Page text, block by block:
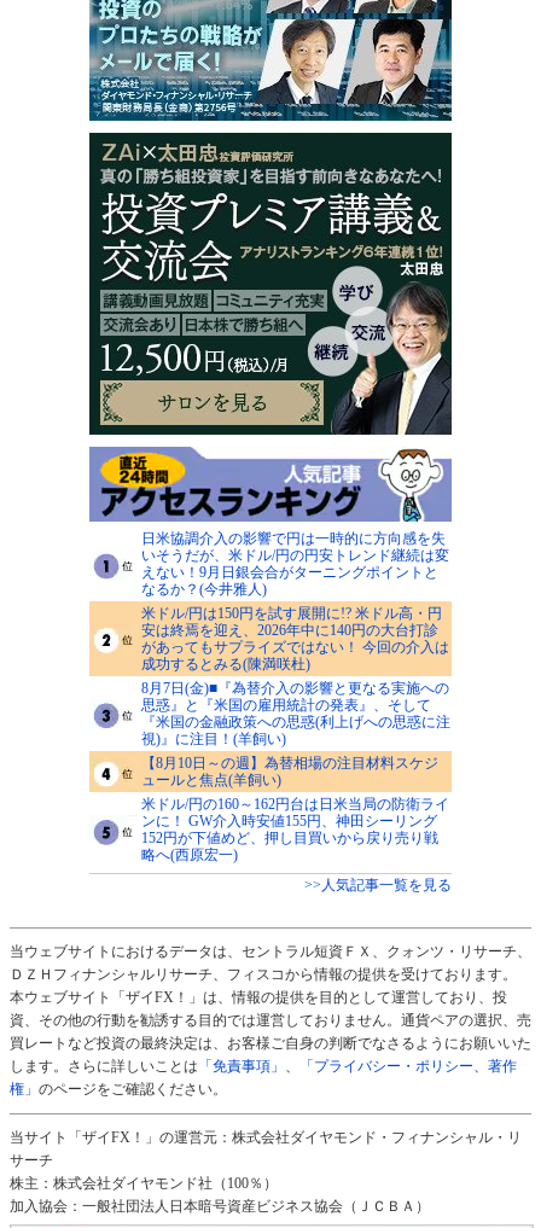
日米協調介入の影響で円は一時的に方向感を失
いそうだが、米ドル/円の円安トレンド継続は変
えない！9月日銀会合がターニングポイントと
なるか？(今井雅人)
米ドル/円は150円を試す展開に!? 米ドル高・円
安は終焉を迎え、2026年中に140円の大台打診
があってもサプライズではない！ 今回の介入は
成功するとみる(陳満咲杜)
8月7日(金)■『為替介入の影響と更なる実施への
思惑』と『米国の雇用統計の発表』、そして
『米国の金融政策への思惑(利上げへの思惑に注
視)』に注目！(羊飼い)
【8月10日～の週】為替相場の注目材料スケジ
ュールと焦点(羊飼い)
米ドル/円の160～162円台は日米当局の防衛ライ
ンに！ GW介入時安値155円、神田シーリング
152円が下値めど、押し目買いから戻り売り戦
略へ(西原宏一)
>>人気記事一覧を見る
当ウェブサイトにおけるデータは、セントラル短資ＦＸ、クォンツ・リサーチ、
ＤＺＨフィナンシャルリサーチ、フィスコから情報の提供を受けております。
本ウェブサイト「ザイFX！」は、情報の提供を目的として運営しており、投
資、その他の行動を勧誘する目的では運営しておりません。通貨ペアの選択、売
買レートなど投資の最終決定は、お客様ご自身の判断でなさるようにお願いいた
します。さらに詳しいことは 「免責事項」 、
「プライバシー・ポリシー、著作
権」 のページをご確認ください。
当サイト「ザイFX！」の運営元：株式会社ダイヤモンド・フィナンシャル・リ
サーチ
株主：株式会社ダイヤモンド社（100％）
加入協会：一般社団法人日本暗号資産ビジネス協会（ＪＣＢＡ）